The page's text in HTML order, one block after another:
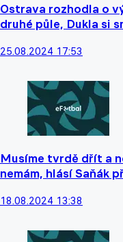
Ostrava rozhodla o
druhé půle, Dukla si
25.08.2024 17:53
Musíme tvrdě dřít a
nemám, hlásí Saňák
18.08.2024 13:38